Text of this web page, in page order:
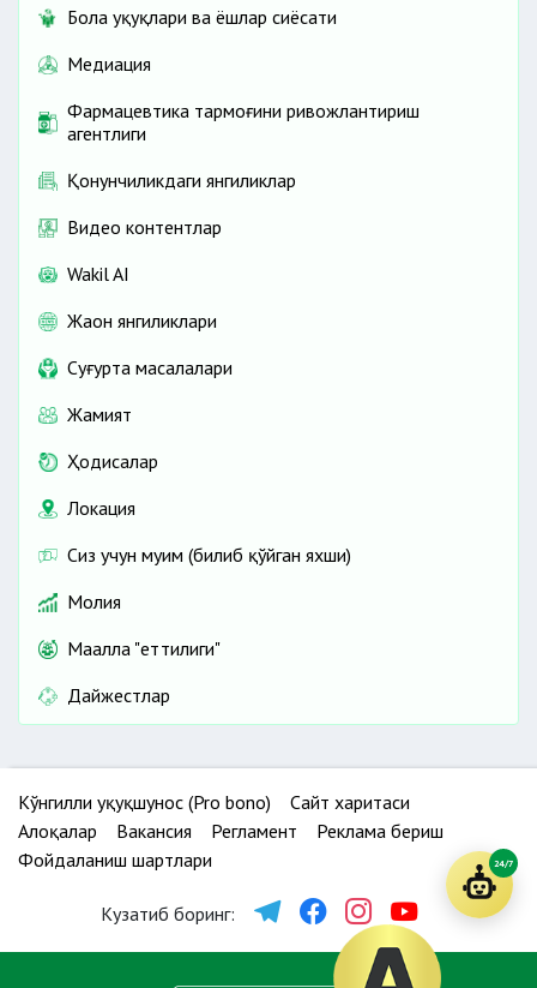
Бола ҳуқуқлари ва ёшлар сиёсати
Медиация
Фармацевтика тармоғини ривожлантириш
агентлиги
Қонунчиликдаги янгиликлар
Видео контентлар
Wakil AI
Жаҳон янгиликлари
Cуғурта масалалари
Жамият
Ҳодисалар
Локация
Сиз учун муҳим (билиб қўйган яхши)
Молия
Маҳалла "еттилиги"
Дайжестлар
Кўнгилли ҳуқуқшунос (Pro bono)
Сайт харитаси
Алоқалар
Вакансия Регламент
Реклама бериш
Фойдаланиш шартлари
Кузатиб боринг:
24/7